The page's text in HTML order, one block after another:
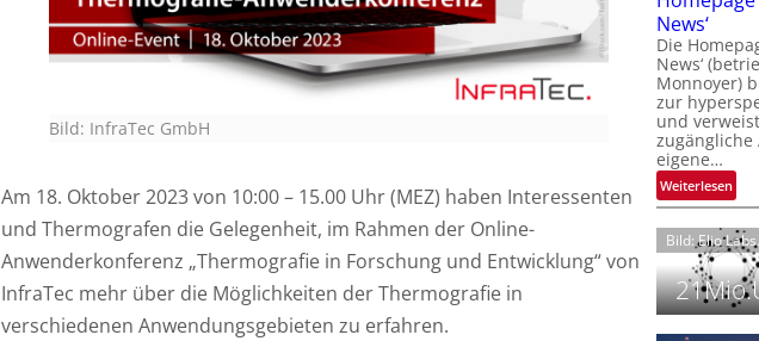
Bild: InfraTec GmbH
Am 18. Oktober 2023 von 10:00 – 15.00 Uhr (MEZ) haben Interessenten
und Thermografen die Gelegenheit, im Rahmen der Online-
Anwenderkonferenz „Thermografie in Forschung und Entwicklung“ von
InfraTec mehr über die Möglichkeiten der Thermografie in
verschiedenen Anwendungsgebieten zu erfahren.
n
i
g
h
t
2
0
2
6
l
i
g
t
s
c
h
a
n
S
e
r
s
t
ä
r
k
P
r
ä
s
e
n
z
News‘
Die
News‘
Monnoyer)
zur
und
eigene…
Weiterlesen:
H
o
m
e
p
a
Bild: Elio Labs.